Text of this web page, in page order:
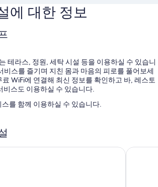
에 대한 정보
테라스, 정원, 세탁 시설 등을 이용하실 수 있습니
비스를 즐기며 지친 몸과 마음의 피로를 풀어보세
WiFi에 연결해 최신 정보를 확인하고 바, 레스토
비스도 이용하실 수 있습니다.
를 함께 이용하실 수 있습니다.
투어/티켓 안내
트 데스크)